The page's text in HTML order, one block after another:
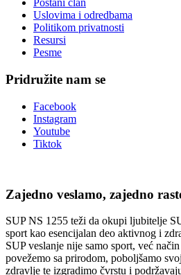
Postani član
Uslovima i odredbama
Politikom privatnosti
Resursi
Pesme
Pridružite nam se
Facebook
Instagram
Youtube
Tiktok
Zajedno veslamo, zajedno
SUP NS 1255 teži da okupi ljubitelje
sport kao esencijalan deo aktivnog i
SUP veslanje nije samo sport, već
povežemo sa prirodom, poboljšamo
zdravlje te izgradimo čvrstu i